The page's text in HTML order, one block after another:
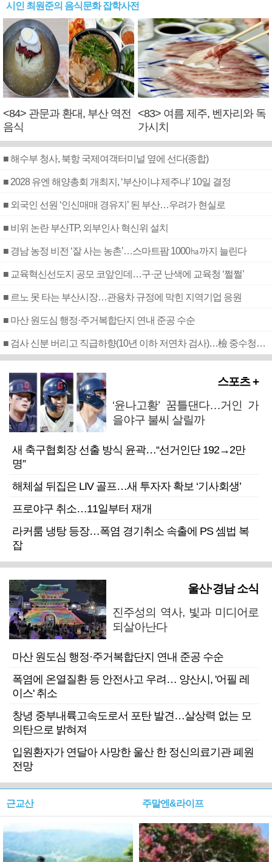
시인 최원준의 음식문화 잡학사전
<84> 관문과 환대, 부산 역전
음식
<83> 여름 제주, 벤자리와 독
가시치
■ 해수부 청사, 북항 국제여객터미널 옆에 선다(종합)
■ 2028 유엔 해양총회 개최지, ‘부산이냐 제주냐’ 10일 결정
■ 외국인 선원 ‘인신매매 경유지’ 된 부산…우려가 현실로
■ 비위 논란 부산TP, 외부인사 혁신위 설치
■ 경남 농정 비전 ‘잘 사는 농촌’…스마트팜 1000㏊까지 늘린다
■ 교육혁신선도지 공모 코앞인데…구·군 난색에 교육청 ‘쩔쩔’
■ 르노 못 타는 부산시장…관용차 규정에 막힌 지역기업 응원
■ 마산 원도심 행정·주거복합단지 연내 준공 수순
■ 검사 신분 버리고 직급하향(10년 이하 저연차 검사)…檢 중수청행 기피
스포츠 +
‘윤나고황’ 꿈틀댄다…거인 가
을야구 불씨 살릴까
새 축구협회장 선출 방식 윤곽…“선거인단 192→2만
명”
해체설 뒤집은 LIV 골프…새 투자자 확보 ‘기사회생’
프로야구 취소…11일부터 재개
라커룸 냉탕 등장…폭염 경기취소 속출에 PS 셈법 복
잡
울산·경남 소식
진주성의 역사, 빛과 미디어로
되살아난다
마산 원도심 행정·주거복합단지 연내 준공 수순
폭염에 온열질환 등 안전사고 우려… 양산시, '어필 레
이스' 취소
창녕 중부내륙고속도로서 포탄 발견…살상력 없는 모
의탄으로 밝혀져
입원환자가 연달아 사망한 울산 한 정신의료기관 폐원
전망
근교산 주말엔&라이프